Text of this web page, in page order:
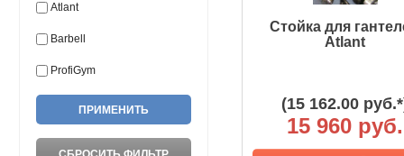
Atlant
Barbell
ProfiGym
Стойка для
Atlant
(15 162.00
15 960 руб.